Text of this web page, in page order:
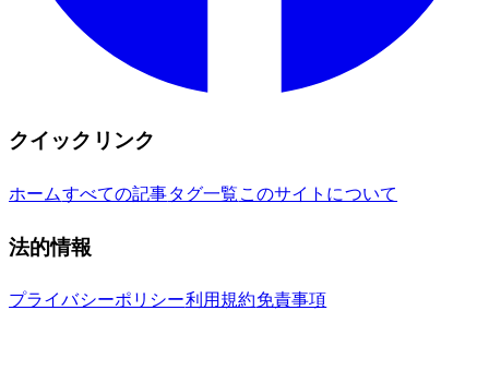
クイックリンク
ホームすべての記事タグ一覧 このサイトについて
法的情報
プライバシーポリシー利用規約免責事項